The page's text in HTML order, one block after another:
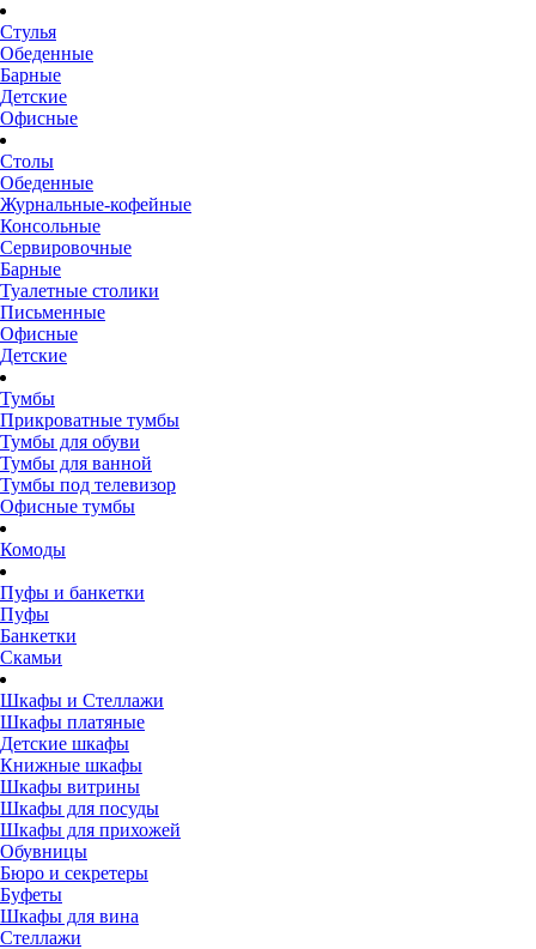
Стулья
Обеденные
Барные
Детские
Офисные
Столы
Обеденные
Журнальные-кофейные
Консольные
Сервировочные
Барные
Туалетные столики
Письменные
Офисные
Детские
Тумбы
Прикроватные тумбы
Тумбы для обуви
Тумбы для ванной
Тумбы под телевизор
Офисные тумбы
Комоды
Пуфы и банкетки
Пуфы
Банкетки
Скамьи
Шкафы и Стеллажи
Шкафы платяные
Детские шкафы
Книжные шкафы
Шкафы витрины
Шкафы для посуды
Шкафы для прихожей
Обувницы
Бюро и секретеры
Буфеты
Шкафы для вина
Стеллажи